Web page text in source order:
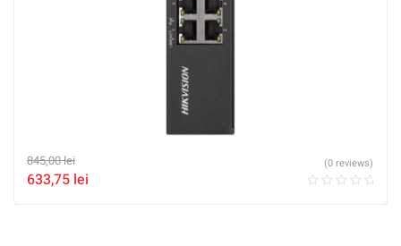
845,00lei
633,75 lei
(0 reviews)